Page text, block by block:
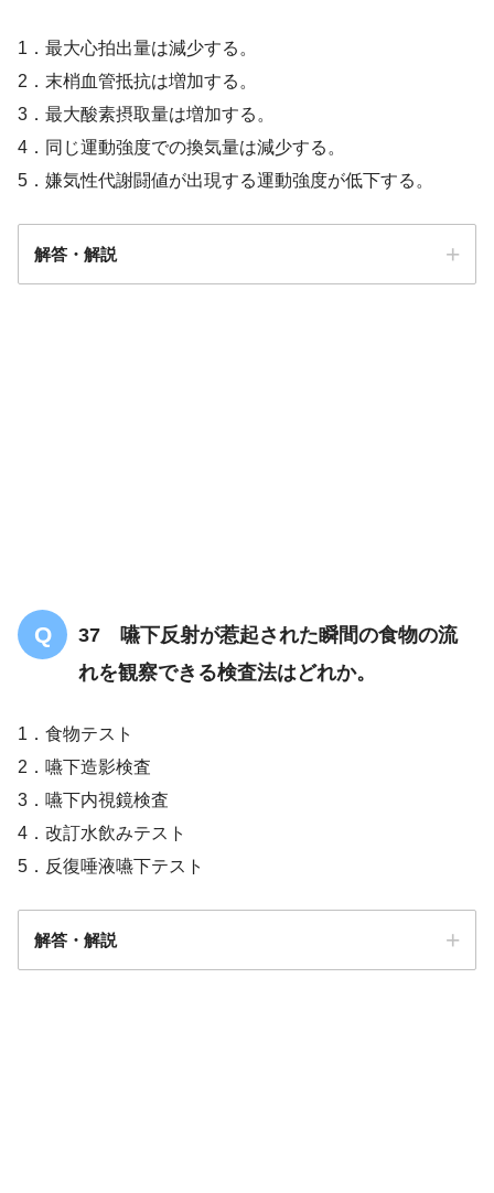
1．最大心拍出量は減少する。
2．末梢血管抵抗は増加する。
3．最大酸素摂取量は増加する。
4．同じ運動強度での換気量は減少する。
5．嫌気性代謝闘値が出現する運動強度が低下する。
解答・解説
37 嚥下反射が惹起された瞬間の食物の流
れを観察できる検査法はどれか。
1．食物テスト
2．嚥下造影検査
3．嚥下内視鏡検査
4．改訂水飲みテスト
5．反復唾液嚥下テスト
解答・解説